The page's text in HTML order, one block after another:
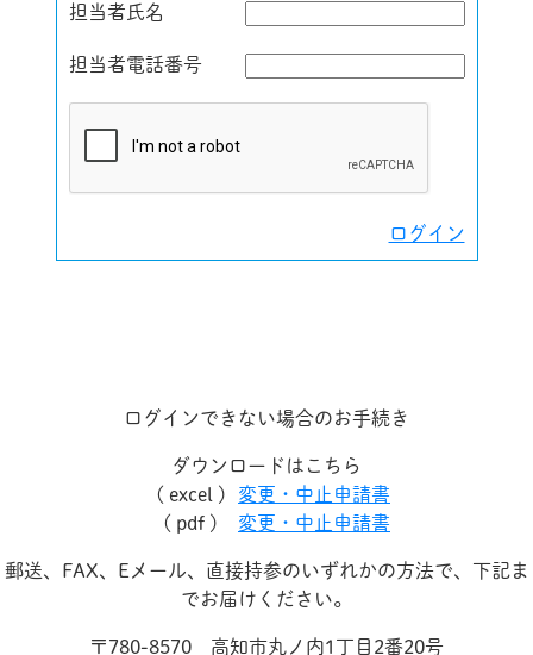
担当者氏名
担当者電話番号
ログイン
ログインできない場合のお手続き
ダウンロードはこちら
( excel )
変更・中止申請書
( pdf )
変更・中止申請書
郵送、FAX、Eメール、直接持参のいずれかの方法で、下記ま
でお届けください。
〒780-8570 高知市丸ノ内1丁目2番20号